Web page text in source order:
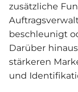
zusätzliche
beschleunigt
Darüber
stärkeren
und